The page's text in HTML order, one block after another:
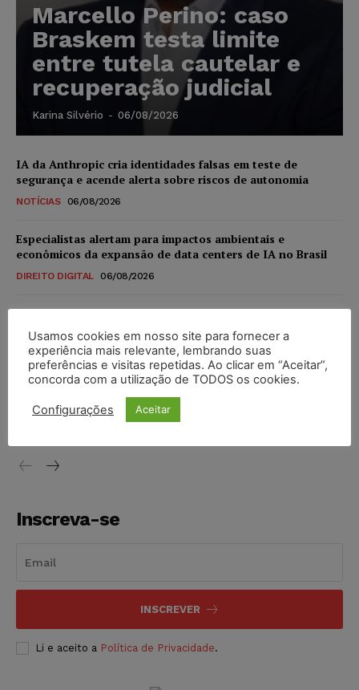
Marcello Perino: caso
Braskem testa limite
entre tutela cautelar e
recuperação judicial
Karina Silvério - 06/08/2026
IA da Anthropic cria identidades falsas em teste de
segurança e acende alerta sobre riscos de autonomia
NOTÍCIAS 06/08/2026
Especialistas alertam para impactos ambientais e
econômicos da expansão de data centers de IA no Brasil
DIREITO DIGITAL 06/08/2026
TSE reforça que sistemas das urnas eletrônicas tornam-se
invioláveis após assinatura digital e lacração
NOTÍCIAS 06/08/2026
STF inicia julgamento sobre constitucionalidade da
proibição dos jogos de azar no Brasil
Inscreva-se
INSCREVER
Li e aceito a Política de Privacidade.
Usamos cookies em nosso site para fornecer a
experiência mais relevante, lembrando suas
preferências e visitas repetidas. Ao clicar em “Aceitar”,
concorda com a utilização de TODOS os cookies.
Configurações Aceitar